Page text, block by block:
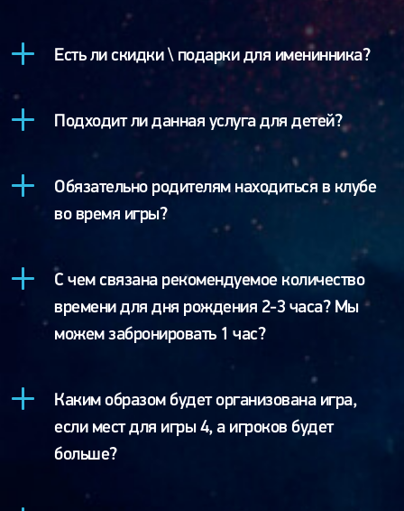
Есть ли скидки \ подарки для именинника?
Подходит ли данная услуга для детей?
Обязательно родителям находиться в клубе
во время игры?
С чем связана рекомендуемое количество
времени для дня рождения 2-3 часа? Мы
можем забронировать 1 час?
Каким образом будет организована игра,
если мест для игры 4, а игроков будет
больше?